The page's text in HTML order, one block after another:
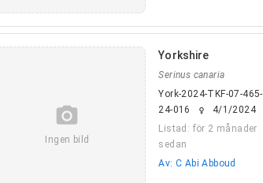
camera_alt
Ingen bild
Yorkshire
Serinus canaria
York-2024-TKF-07-465-
24-016
female
4/1/2024
Listad: för 2 månader
sedan
Av: C Abi Abboud